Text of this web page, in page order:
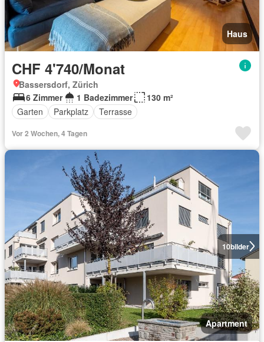
Haus
CHF 4'740/Monat
Bassersdorf, Zürich
6 Zimmer
1 Badezimmer
130 m²
Garten
Parkplatz Terrasse
Vor 2 Wochen, 4 Tagen
10bilder
Apartment